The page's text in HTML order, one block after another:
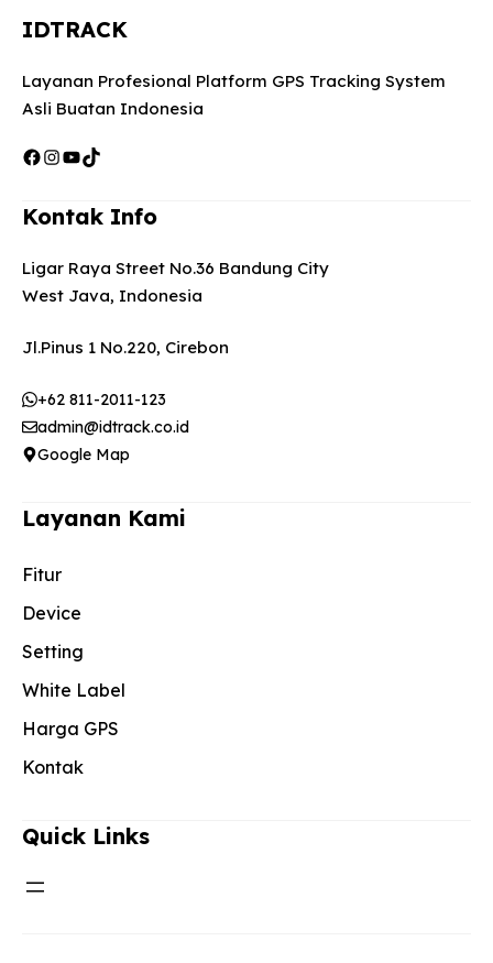
IDTRACK
Layanan Profesional Platform GPS Tracking System
Asli Buatan Indonesia
Facebook
Instagram
YouTube
TikTok
Kontak Info
Ligar Raya Street No.36 Bandung City
West Java, Indonesia
Jl.Pinus 1 No.220, Cirebon
+62 811-2011-123
admin@idtrack.co.id
Google Map
Layanan Kami
Fitur
Device
Setting
White Label
Harga GPS
Kontak
Quick Links